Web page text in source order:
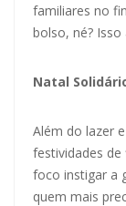
familiares no
bolso, né?
Natal
Além do lazer
festividades
foco instigar a
quem mais